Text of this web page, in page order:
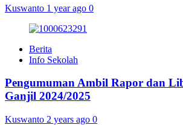
Kuswanto 1 year ago 0
Berita
Info Sekolah
Pengumuman Ambil Rapor dan
Ganjil 2024/2025
Kuswanto 2 years ago 0